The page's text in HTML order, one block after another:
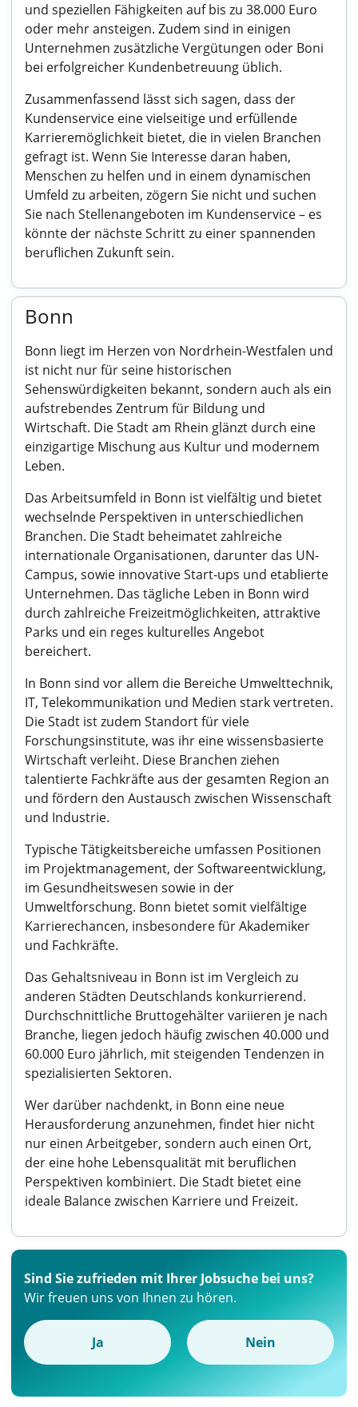
und speziellen Fähigkeiten auf bis zu 38.000 Euro
oder mehr ansteigen. Zudem sind in einigen
Unternehmen zusätzliche Vergütungen oder Boni
bei erfolgreicher Kundenbetreuung üblich.
Zusammenfassend lässt sich sagen, dass der
Kundenservice eine vielseitige und erfüllende
Karrieremöglichkeit bietet, die in vielen Branchen
gefragt ist. Wenn Sie Interesse daran haben,
Menschen zu helfen und in einem dynamischen
Umfeld zu arbeiten, zögern Sie nicht und suchen
Sie nach Stellenangeboten im Kundenservice – es
könnte der nächste Schritt zu einer spannenden
beruflichen Zukunft sein.
Bonn
Bonn liegt im Herzen von Nordrhein-Westfalen und
ist nicht nur für seine historischen
Sehenswürdigkeiten bekannt, sondern auch als ein
aufstrebendes Zentrum für Bildung und
Wirtschaft. Die Stadt am Rhein glänzt durch eine
einzigartige Mischung aus Kultur und modernem
Leben.
Das Arbeitsumfeld in Bonn ist vielfältig und bietet
wechselnde Perspektiven in unterschiedlichen
Branchen. Die Stadt beheimatet zahlreiche
internationale Organisationen, darunter das UN-
Campus, sowie innovative Start-ups und etablierte
Unternehmen. Das tägliche Leben in Bonn wird
durch zahlreiche Freizeitmöglichkeiten, attraktive
Parks und ein reges kulturelles Angebot
bereichert.
In Bonn sind vor allem die Bereiche Umwelttechnik,
IT, Telekommunikation und Medien stark vertreten.
Die Stadt ist zudem Standort für viele
Forschungsinstitute, was ihr eine wissensbasierte
Wirtschaft verleiht. Diese Branchen ziehen
talentierte Fachkräfte aus der gesamten Region an
und fördern den Austausch zwischen Wissenschaft
und Industrie.
Typische Tätigkeitsbereiche umfassen Positionen
im Projektmanagement, der Softwareentwicklung,
im Gesundheitswesen sowie in der
Umweltforschung. Bonn bietet somit vielfältige
Karrierechancen, insbesondere für Akademiker
und Fachkräfte.
Das Gehaltsniveau in Bonn ist im Vergleich zu
anderen Städten Deutschlands konkurrierend.
Durchschnittliche Bruttogehälter variieren je nach
Branche, liegen jedoch häufig zwischen 40.000 und
60.000 Euro jährlich, mit steigenden Tendenzen in
spezialisierten Sektoren.
Wer darüber nachdenkt, in Bonn eine neue
Herausforderung anzunehmen, findet hier nicht
nur einen Arbeitgeber, sondern auch einen Ort,
der eine hohe Lebensqualität mit beruflichen
Perspektiven kombiniert. Die Stadt bietet eine
ideale Balance zwischen Karriere und Freizeit.
Sind Sie zufrieden mit Ihrer Jobsuche bei uns?
Wir freuen uns von Ihnen zu hören.
Ja Nein